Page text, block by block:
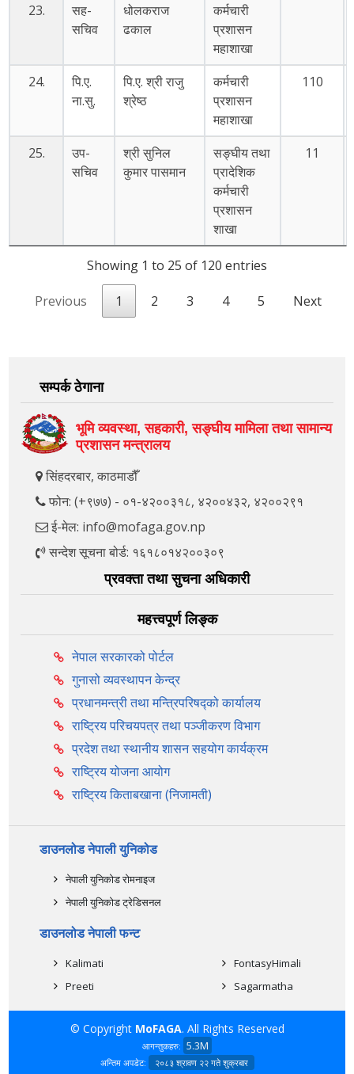
23.
सह-
सचिव
धोलकराज
ढकाल
कर्मचारी
प्रशासन
महाशाखा
24.
पि.ए.
ना.सु.
पि.ए. श्री राजु
श्रेष्ठ
कर्मचारी
प्रशासन
महाशाखा
110
25.
उप-
सचिव
श्री सुनिल
कुमार पासमान
सङ्घीय तथा
प्रादेशिक
कर्मचारी
प्रशासन
शाखा
11
Showing 1 to 25 of 120 entries
Previous 1 2 3 4 5 Next
सम्पर्क ठेगाना
भूमि व्यवस्था, सहकारी, सङ्‍घीय मामिला तथा सामान्य
प्रशासन मन्त्रालय
सिंहदरबार, काठमाडौँ
फोन: (+९७७) - ०१-४२००३१८, ४२००४३२, ४२००२९१
ई-मेल: info@mofaga.gov.np
सन्देश सूचना बोर्ड: १६१८०१४२००३०९
प्रवक्ता तथा सुचना अधिकारी
महत्त्वपूर्ण लिङ्क
नेपाल सरकारको पोर्टल
गुनासो व्यवस्थापन केन्द्र
प्रधानमन्त्री तथा मन्त्रिपरिषद्को कार्यालय
राष्ट्रिय परिचयपत्र तथा पञ्‍जीकरण विभाग
प्रदेश तथा स्थानीय शासन सहयोग कार्यक्रम
राष्ट्रिय योजना आयोग
राष्ट्रिय किताबखाना (निजामती)
डाउनलोड नेपाली युनिकोड
नेपाली युनिकोड रोमनाइज
नेपाली युनिकोड ट्रेडिसनल
डाउनलोड नेपाली फन्ट
Kalimati
Preeti
FontasyHimali
Sagarmatha
© Copyright MoFAGA. All Rights Reserved
आगन्तुकहरु: 5.3M
अन्तिम अपडेट: २०८३ श्रावण २२ गते शुक्रबार